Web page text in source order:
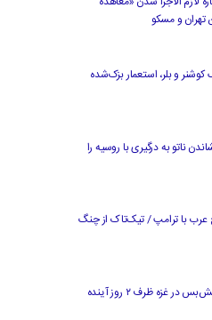
تهران و مسکو
و بلر، استعمار بزک‌شده
ناتو به درگیری با روسیه را
شیخ عرب با ترامپ / تیک‌تاک از چنگ
آکسیوس: ترامپ به توافق آتش‌بس در غزه ظرف ۲ روز آینده